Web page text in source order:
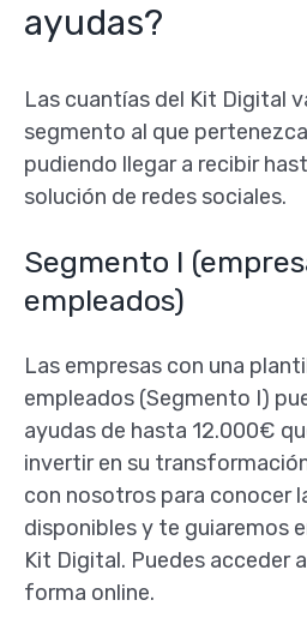
ayudas?
Las cuantías del Kit Digital
segmento al que
pudiendo llegar a recibir
solución de redes sociales.
Segmento I
empleados)
Las empresas con una
empleados (Segmento I)
ayudas de hasta 12.000€
invertir en su
con nosotros para conocer
disponibles y te guiaremos
Kit Digital. Puedes acceder
forma online.